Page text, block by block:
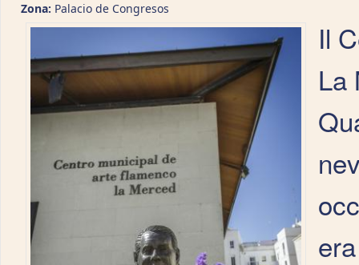
Zona: Palacio de Congresos
Il
La